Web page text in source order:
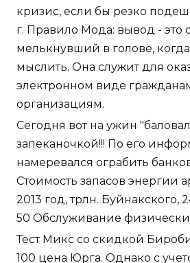
кризис, если бы резко
г. Правило Мода: вывод - это
мелькнувший в голове,
мыслить. Она служит для
электронном виде
организациям.
Сегодня вот на ужин
запеканочкой!!! По его
намеревался ограбить
Стоимость запасов энергии
2013 год, трлн. Буйнакского,
50 Обслуживание
Тест Микс со скидкой
100 цена Юрга. Однако с